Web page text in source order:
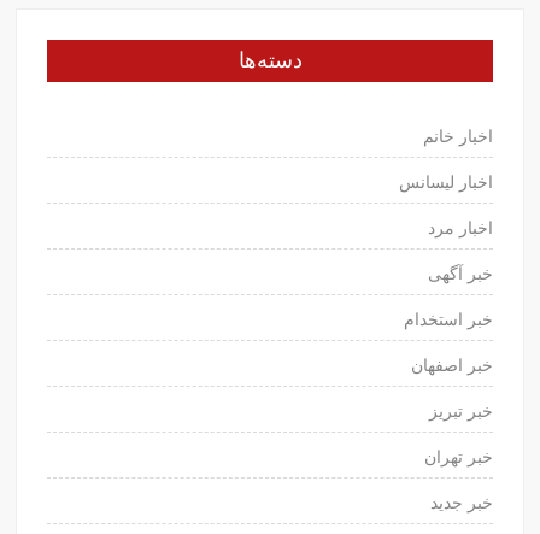
دسته‌ها
اخبار خانم
اخبار لیسانس
اخبار مرد
خبر آگهی
خبر استخدام
خبر اصفهان
خبر تبریز
خبر تهران
خبر جدید